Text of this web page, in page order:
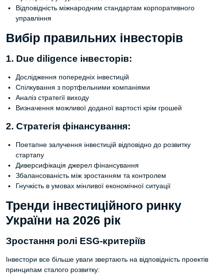
Відповідність міжнародним стандартам корпоративного
управління
Вибір правильних інвесторів
1. Due diligence інвесторів:
Дослідження попередніх інвестицій
Спілкування з портфельними компаніями
Аналіз стратегії виходу
Визначення можливої доданої вартості крім грошей
2. Стратегія фінансування:
Поетапне залучення інвестицій відповідно до розвитку
стартапу
Диверсифікація джерел фінансування
Збалансованість між зростанням та контролем
Гнучкість в умовах мінливої економічної ситуації
Тренди інвестиційного ринку
України на 2026 рік
Зростання ролі ESG-критеріїв
Інвестори все більше уваги звертають на відповідність проектів
принципам сталого розвитку: